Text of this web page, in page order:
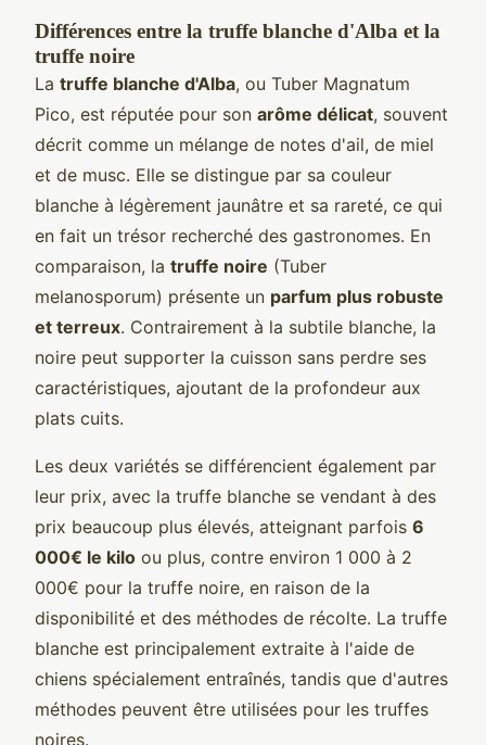
Différences entre la truffe blanche d'Alba et la
truffe noire
La truffe blanche d'Alba, ou Tuber Magnatum
Pico, est réputée pour son arôme délicat, souvent
décrit comme un mélange de notes d'ail, de miel
et de musc. Elle se distingue par sa couleur
blanche à légèrement jaunâtre et sa rareté, ce qui
en fait un trésor recherché des gastronomes. En
comparaison, la truffe noire (Tuber
melanosporum) présente un parfum plus robuste
et terreux. Contrairement à la subtile blanche, la
noire peut supporter la cuisson sans perdre ses
caractéristiques, ajoutant de la profondeur aux
plats cuits.
Les deux variétés se différencient également par
leur prix, avec la truffe blanche se vendant à des
prix beaucoup plus élevés, atteignant parfois 6
000€ le kilo ou plus, contre environ 1 000 à 2
000€ pour la truffe noire, en raison de la
disponibilité et des méthodes de récolte. La truffe
blanche est principalement extraite à l'aide de
chiens spécialement entraînés, tandis que d'autres
méthodes peuvent être utilisées pour les truffes
noires.